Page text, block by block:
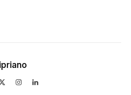
InstagramLinkedIn